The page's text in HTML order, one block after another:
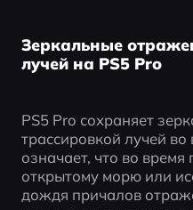
Зеркальные
лучей на PS5 Pro
PS5 Pro сохраняет
трассировкой лучей
означает, что во время
открытому морю или
дождя причалов